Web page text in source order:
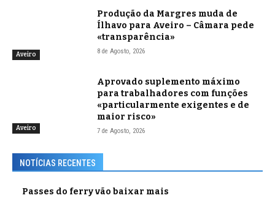
Aveiro
Produção da Margres muda de
Ílhavo para Aveiro – Câmara pede
«transparência»
8 de Agosto, 2026
Aveiro
Aprovado suplemento máximo
para trabalhadores com funções
«particularmente exigentes e de
maior risco»
7 de Agosto, 2026
NOTÍCIAS RECENTES
Passes do ferry vão baixar mais